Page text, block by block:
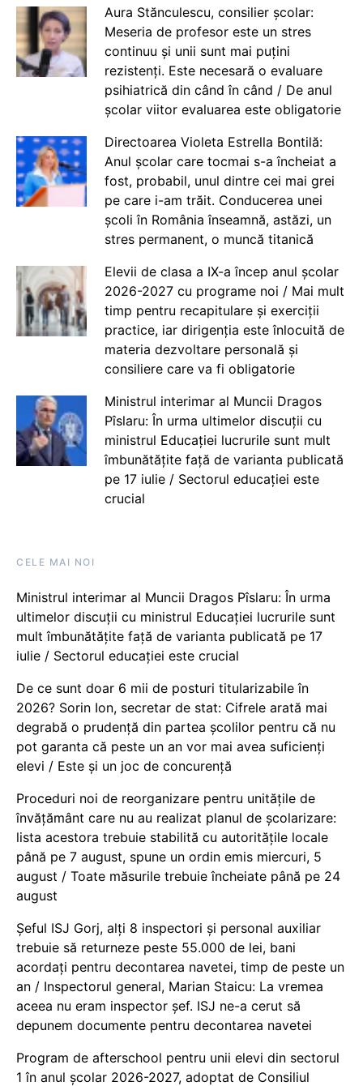
Aura Stănculescu, consilier școlar:
Meseria de profesor este un stres
continuu și unii sunt mai puțini
rezistenți. Este necesară o evaluare
psihiatrică din când în când / De anul
școlar viitor evaluarea este obligatorie
Directoarea Violeta Estrella Bontilă:
Anul școlar care tocmai s-a încheiat a
fost, probabil, unul dintre cei mai grei
pe care i-am trăit. Conducerea unei
școli în România înseamnă, astăzi, un
stres permanent, o muncă titanică
Elevii de clasa a IX-a încep anul școlar
2026-2027 cu programe noi / Mai mult
timp pentru recapitulare și exerciții
practice, iar dirigenția este înlocuită de
materia dezvoltare personală și
consiliere care va fi obligatorie
Ministrul interimar al Muncii Dragos
Pîslaru: În urma ultimelor discuții cu
ministrul Educației lucrurile sunt mult
îmbunătățite față de varianta publicată
pe 17 iulie / Sectorul educației este
crucial
CELE MAI NOI
Ministrul interimar al Muncii Dragos Pîslaru: În urma
ultimelor discuții cu ministrul Educației lucrurile sunt
mult îmbunătățite față de varianta publicată pe 17
iulie / Sectorul educației este crucial
De ce sunt doar 6 mii de posturi titularizabile în
2026? Sorin Ion, secretar de stat: Cifrele arată mai
degrabă o prudență din partea școlilor pentru că nu
pot garanta că peste un an vor mai avea suficienți
elevi / Este și un joc de concurență
Proceduri noi de reorganizare pentru unitățile de
învățământ care nu au realizat planul de școlarizare:
lista acestora trebuie stabilită cu autoritățile locale
până pe 7 august, spune un ordin emis miercuri, 5
august / Toate măsurile trebuie încheiate până pe 24
august
Șeful ISJ Gorj, alți 8 inspectori și personal auxiliar
trebuie să returneze peste 55.000 de lei, bani
acordați pentru decontarea navetei, timp de peste un
an / Inspectorul general, Marian Staicu: La vremea
aceea nu eram inspector șef. ISJ ne-a cerut să
depunem documente pentru decontarea navetei
Program de afterschool pentru unii elevi din sectorul
1 în anul școlar 2026-2027, adoptat de Consiliul